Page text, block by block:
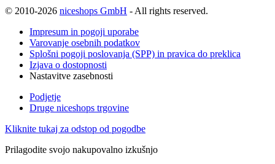
© 2010-2026 niceshops GmbH - All rights reserved.
Impresum in pogoji uporabe
Varovanje osebnih podatkov
Splošni pogoji poslovanja (SPP) in pravica do preklica
Izjava o dostopnosti
Nastavitve zasebnosti
Podjetje
Druge niceshops trgovine
Kliknite tukaj za odstop od pogodbe
Prilagodite svojo nakupovalno izkušnjo